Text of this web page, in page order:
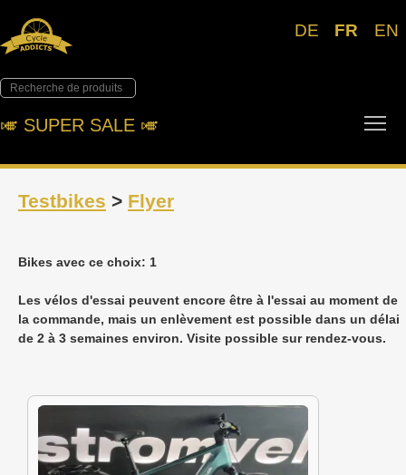
DE FR EN
🎺︎ SUPER SALE 🎺︎
Testbikes > Flyer
Bikes avec ce choix: 1
Les vélos d'essai peuvent encore être à l'essai au moment de
la commande, mais un enlèvement est possible dans un délai
de 2 à 3 semaines environ. Visite possible sur rendez-vous.